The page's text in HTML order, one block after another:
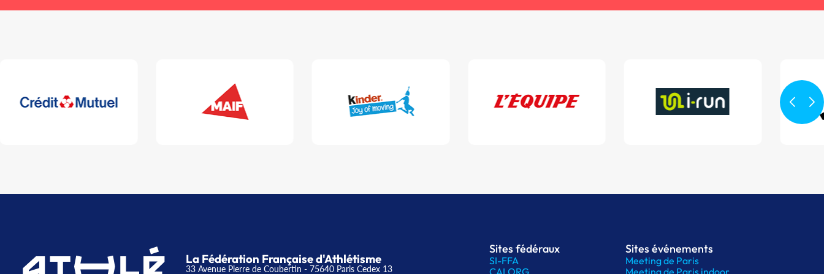
La Fédération Française d'Athlétisme
33 Avenue Pierre de Coubertin - 75640 Paris Cedex 13
Sites fédéraux
SI-FFA
Sites événements
Meeting de Paris